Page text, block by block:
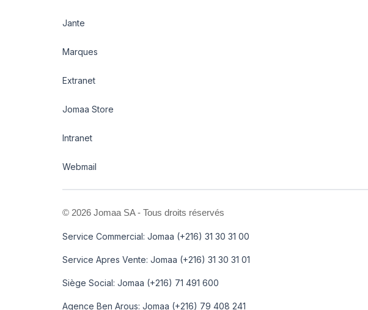
Jante
Marques
Extranet
Jomaa Store
Intranet
Webmail
© 2026 Jomaa SA - Tous droits réservés
Service Commercial: Jomaa (+216) 31 30 31 00
Service Apres Vente: Jomaa (+216) 31 30 31 01
Siège Social: Jomaa (+216) 71 491 600
Agence Ben Arous: Jomaa (+216) 79 408 241